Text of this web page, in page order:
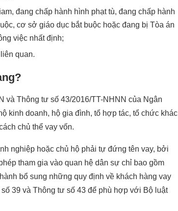
đang chấp hành hình phạt tù, đang chấp hành
cơ sở giáo dục bắt buộc hoặc đang bị Tòa án
việc nhất định;
quan.
và Thông tư số 43/2016/TT-NHNN của Ngân
kinh doanh, hộ gia đình, tổ hợp tác, tổ chức khác
chủ thể vay vốn.
nghiệp hoặc chủ hộ phải tự đứng tên vay, bởi
tham gia vào quan hệ dân sự chỉ bao gồm
bổ sung những quy định về khách hàng vay
39 và Thông tư số 43 để phù hợp với Bộ luật